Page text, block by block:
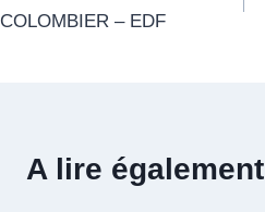
COLOMBIER – EDF
A lire également